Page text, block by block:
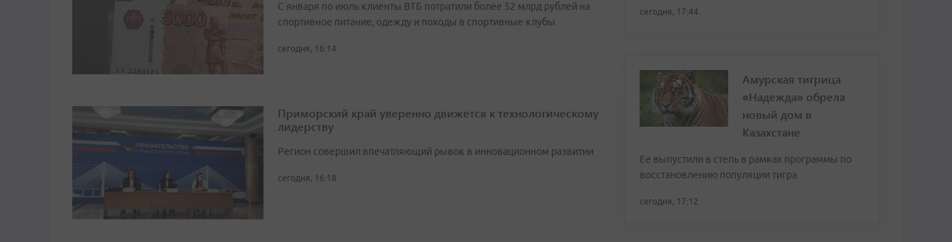
С января по июль клиенты ВТБ потратили более 52 млрд рублей на
спортивное питание, одежду и походы в спортивные клубы
сегодня, 16:14
Приморский край уверенно движется к технологическому
лидерству
Регион совершил впечатляющий рывок в инновационном развитии
сегодня, 16:18
сегодня, 17:44
Амурская тигрица
«Надежда» обрела
новый дом в
Казахстане
Ее выпустили в степь в рамках программы по
восстановлению популяции тигра
сегодня, 17:12